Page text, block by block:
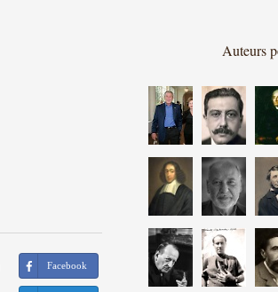
Facebook
Auteurs